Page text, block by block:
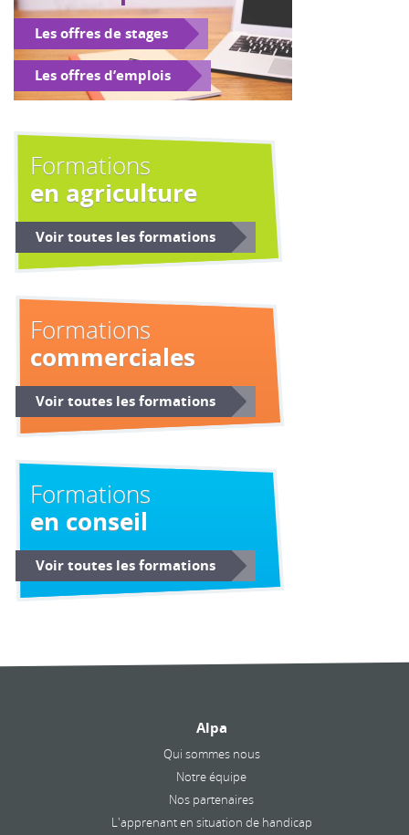
Les offres de stages
Les offres d’emplois
Formations
en agriculture
Voir toutes les formations
Formations
commerciales
Voir toutes les formations
Formations
en conseil
Voir toutes les formations
Alpa
Qui sommes nous
Notre équipe
Nos partenaires
L'apprenant en situation de handicap